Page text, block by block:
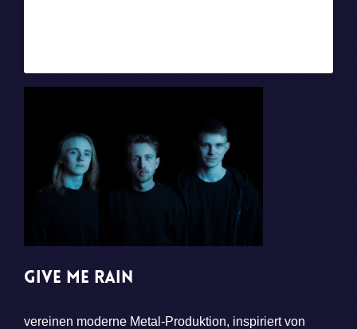
Give Me Rain
vereinen moderne Metal-Produktion, inspiriert von